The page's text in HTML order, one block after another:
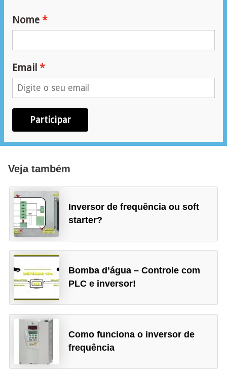
Nome
Email
Participar
Veja também
Inversor de frequência ou soft
starter?
Bomba d’água – Controle com
PLC e inversor!
Como funciona o inversor de
frequência